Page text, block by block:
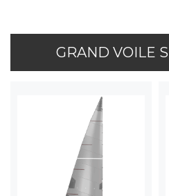
GRAND VOILE